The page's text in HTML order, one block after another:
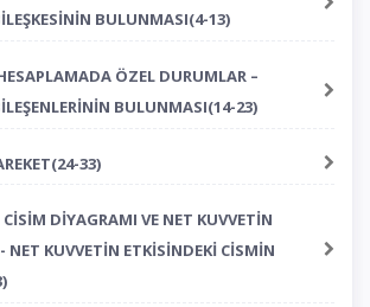
BULUNMASI(4-13)
ÖZEL DURUMLAR –
BULUNMASI(14-23)
33)
CİSİM DİYAGRAMI VE NET KUVVETİN
NET KUVVETİN ETKİSİNDEKİ CİSMİN